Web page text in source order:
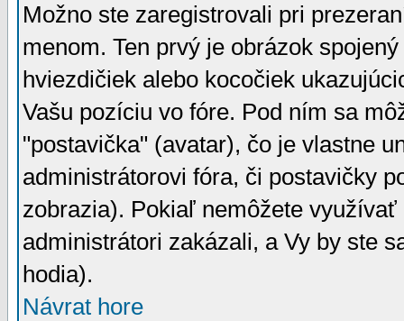
Možno ste zaregistrovali pri
menom. Ten prvý je obrázok
hviezdičiek alebo kocočiek
Vašu pozíciu vo fóre. Pod ním sa
"postavička" (avatar), čo je vlastne
administrátorovi fóra, či postavičky
zobrazia). Pokiaľ nemôžete
administrátori zakázali, a Vy by ste
hodia).
Návrat hore